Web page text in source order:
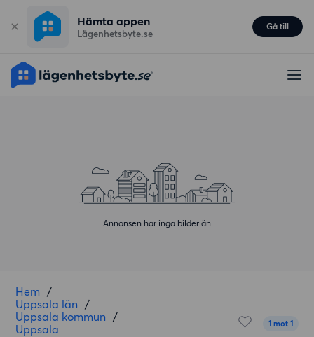
Hämta appen
Lägenhetsbyte.se
Gå till
Annonsen har inga bilder än
Hem /
Uppsala län /
Uppsala kommun /
Uppsala
1 mot 1